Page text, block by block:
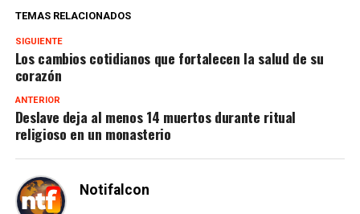
TEMAS RELACIONADOS
SIGUIENTE
Los cambios cotidianos que fortalecen la salud de su
corazón
ANTERIOR
Deslave deja al menos 14 muertos durante ritual
religioso en un monasterio
Notifalcon